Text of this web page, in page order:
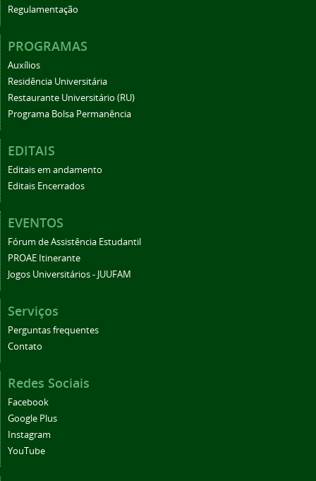
Regulamentação
PROGRAMAS
Auxílios
Residência Universitária
Restaurante Universitário (RU)
Programa Bolsa Permanência
EDITAIS
Editais em andamento
Editais Encerrados
EVENTOS
Fórum de Assistência Estudantil
PROAE Itinerante
Jogos Universitários - JUUFAM
Serviços
Perguntas frequentes
Contato
Redes Sociais
Facebook
Google Plus
Instagram
YouTube